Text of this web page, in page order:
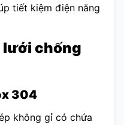
tiết kiệm điện năng
lưới chống
304
không gỉ có chứa